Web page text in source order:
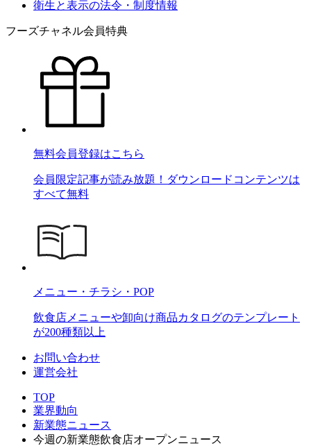
衛生と表示の法令・制度情報
フーズチャネル会員特典
無料会員登録はこちら
会員限定記事が読み放題！ダウンロードコンテンツは
すべて無料
メニュー・チラシ・POP
飲食店メニューや卸向け商品カタログのテンプレート
が200種類以上
お問い合わせ
運営会社
TOP
業界動向
新業態ニュース
今週の新業態飲食店オープンニュース